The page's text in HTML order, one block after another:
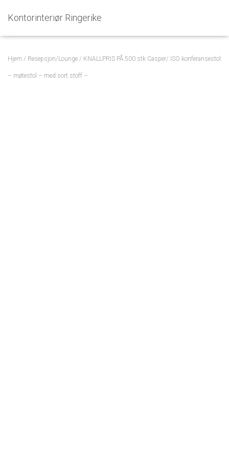
Kontorinteriør Ringerike
Hjem / Resepsjon/Lounge / KNALLPRIS PÅ 500 stk Casper/ ISO konferansestol
– møtestol – med sort stoff –